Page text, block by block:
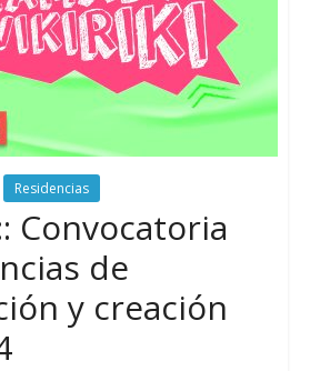
Residencias
Convocatoria
de
y creación